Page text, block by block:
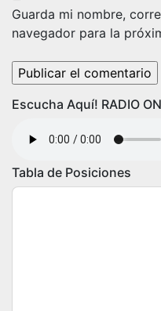
Guarda mi nombre,
navegador para la
Escucha Aquí! RADIO
Tabla de Posiciones